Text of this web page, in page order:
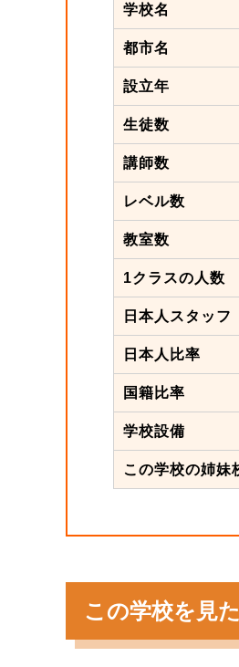
学校名
都市名
設立年
生徒数
講師数
レベル数
教室数
1クラスの人数
日本人スタッフ
日本人比率
国籍比率
学校設備
この学校の姉妹
この学校を見